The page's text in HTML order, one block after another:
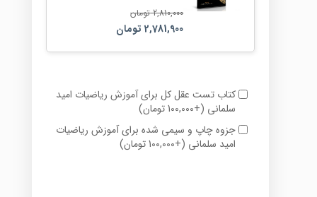
2,810,000 تومان
2,781,900 تومان
کتاب تست عقل کل برای آموزش ریاضیات امید
سلمانی (
+
100,000تومان)
جزوه چاپ و سیمی شده برای آموزش ریاضیات
امید سلمانی (
+
100,000تومان)